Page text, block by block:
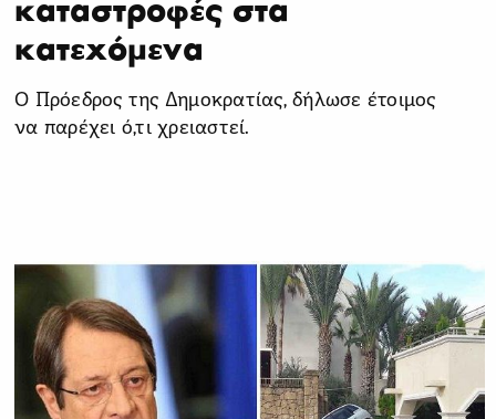
καταστροφές στα
κατεχόμενα
Ο Πρόεδρος της Δημοκρατίας, δήλωσε έτοιμος
να παρέχει ό,τι χρειαστεί.